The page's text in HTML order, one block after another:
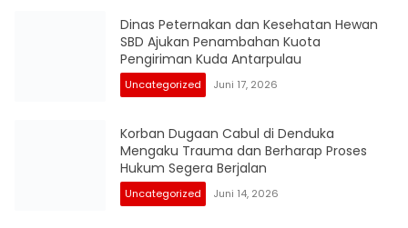
Dinas Peternakan dan Kesehatan Hewan
SBD Ajukan Penambahan Kuota
Pengiriman Kuda Antarpulau
Uncategorized Juni 17, 2026
Korban Dugaan Cabul di Denduka
Mengaku Trauma dan Berharap Proses
Hukum Segera Berjalan
Uncategorized Juni 14, 2026